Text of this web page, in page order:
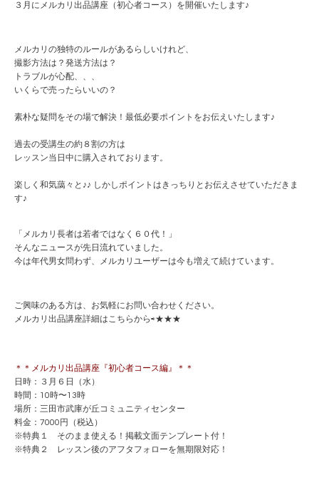
３月にメルカリ出品講座（初心者コース）を開催いたします♪
メルカリの独特のルールがあるらしいけれど、
撮影方法は？発送方法は？
トラブルが心配、、、
いくらで売ったらいいの？
素朴な疑問をその場で解決！最低必要ポイントをお伝えいたします♪
過去の受講生の約８割の方は
レッスン当日中に購入されております。
楽しく和気藹々と♪♪ しかしポイントはきっちりとお伝えさせていただきま
す♪
「メルカリ長者は若者ではなく６０代！」
そんなニュースが先日流れていました。
今は年代男女問わず、メルカリユーザーは今も増えて続けています。
ご興味のある方は、お気軽にお問い合わせください。
メルカリ出品講座詳細はこちらから⇨★★★
＊＊メルカリ出品講座『初心者コース編』
＊＊
日時：３月６日（水）
時間：10時〜13時
場所：三田市武庫が丘コミュニティセンター
料金：7000円（税込）
※特典１ そのまま使える！掲載文面テンプレート付！
※特典２ レッスン後のアフタフォローを無期限対応！